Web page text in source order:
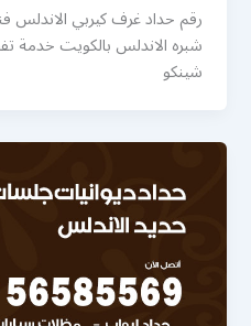
رقم حداد غرف كيربي
شبره الاندلس بالكويت
شينكو